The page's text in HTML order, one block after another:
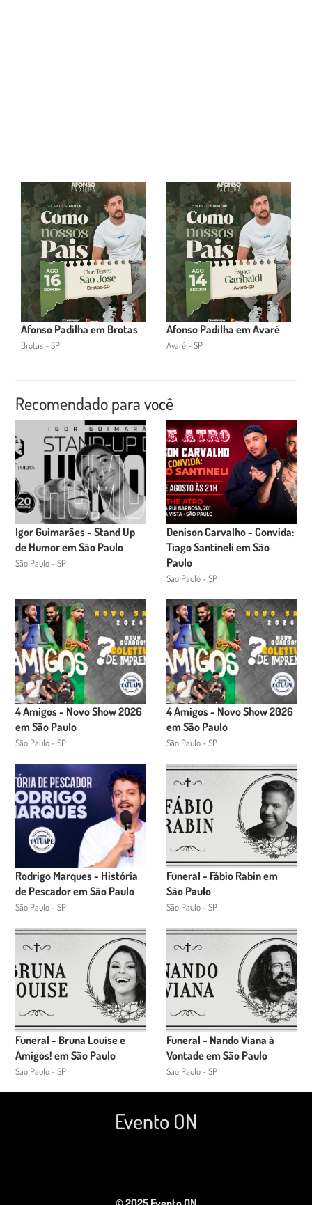
Afonso Padilha em Brotas
Brotas - SP
Afonso Padilha em Avaré
Avaré - SP
Recomendado para você
Igor Guimarães - Stand Up
de Humor em São Paulo
São Paulo - SP
Denison Carvalho - Convida:
Tiago Santineli em São
Paulo
São Paulo - SP
4 Amigos - Novo Show 2026
em São Paulo
São Paulo - SP
4 Amigos - Novo Show 2026
em São Paulo
São Paulo - SP
Rodrigo Marques - História
de Pescador em São Paulo
São Paulo - SP
Funeral - Fábio Rabin em
São Paulo
São Paulo - SP
Funeral - Bruna Louise e
Amigos! em São Paulo
São Paulo - SP
Funeral - Nando Viana à
Vontade em São Paulo
São Paulo - SP
Evento ON